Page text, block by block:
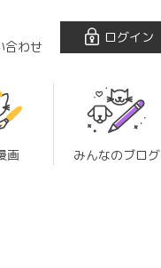
合わせ
ログイン
画 みんなのブログ